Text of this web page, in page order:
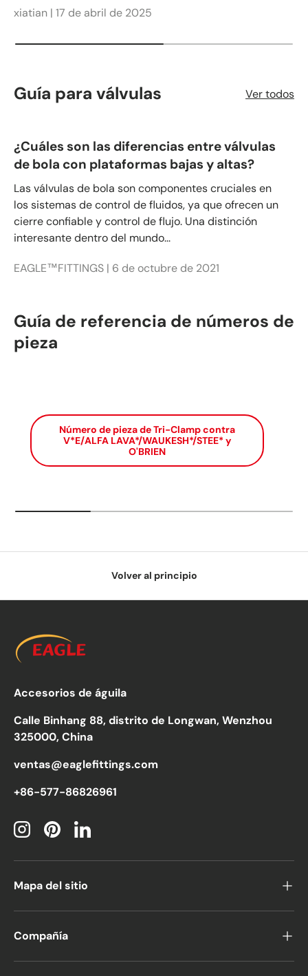
xiatian | 17 de abril de 2025
Guía para válvulas Ver todos
¿Cuáles son las diferencias entre válvulas
de bola con plataformas bajas y altas?
Las válvulas de bola son componentes cruciales en
los sistemas de control de fluidos, ya que ofrecen un
cierre confiable y control de flujo. Una distinción
interesante dentro del mundo...
EAGLE™FITTINGS | 6 de octubre de 2021
Guía de referencia de números de
pieza
Número de pieza de Tri-Clamp contra
V*E/ALFA LAVA*/WAUKESH*/STEE* y
O'BRIEN
Volver al principio
Accesorios de águila
Calle Binhang 88, distrito de Longwan, Wenzhou
325000, China
ventas@eaglefittings.com
+86-577-86826961
InstagramPinterestLinkedIn
Mapa del sitio
Compañía